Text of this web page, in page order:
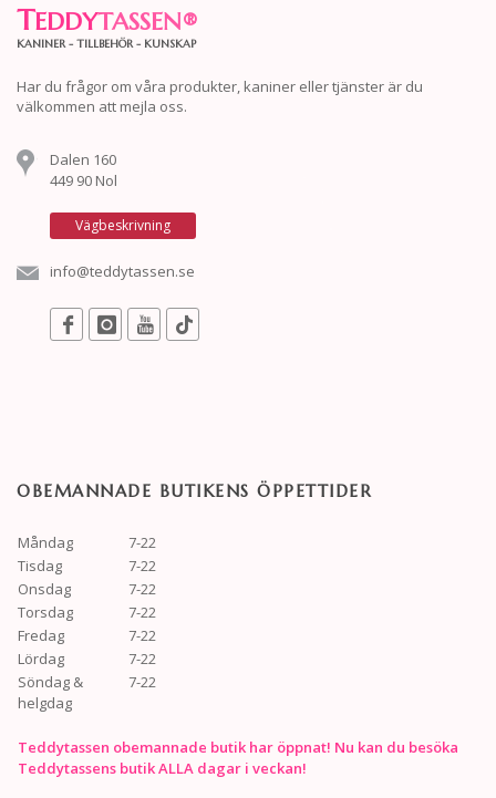
TEDDYTASSEN®
KANINER - TILLBEHÖR - KUNSKAP
Har du frågor om våra produkter, kaniner eller tjänster är du
välkommen att mejla oss.
Dalen 160
449 90 Nol
Vägbeskrivning
info@teddytassen.se
OBEMANNADE BUTIKENS ÖPPETTIDER
Måndag
7-22
Tisdag
7-22
Onsdag
7-22
Torsdag
7-22
Fredag
7-22
Lördag
7-22
Söndag &
helgdag
7-22
Teddytassen obemannade butik har öppnat! Nu kan du besöka
Teddytassens butik ALLA dagar i veckan!